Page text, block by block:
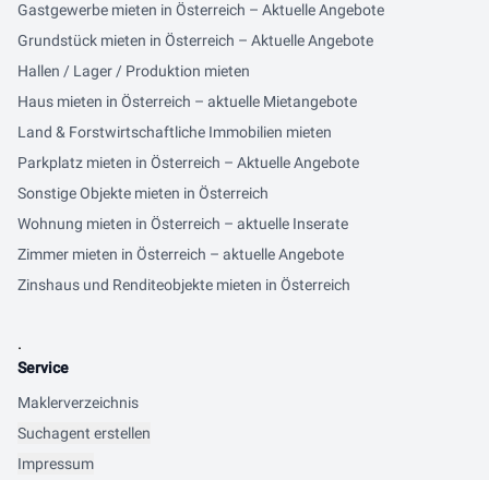
Gastgewerbe mieten in Österreich – Aktuelle Angebote
Grundstück mieten in Österreich – Aktuelle Angebote
Hallen / Lager / Produktion mieten
Haus mieten in Österreich – aktuelle Mietangebote
Land & Forstwirtschaftliche Immobilien mieten
Parkplatz mieten in Österreich – Aktuelle Angebote
Sonstige Objekte mieten in Österreich
Wohnung mieten in Österreich – aktuelle Inserate
Zimmer mieten in Österreich – aktuelle Angebote
Zinshaus und Renditeobjekte mieten in Österreich
.
Service
Maklerverzeichnis
Suchagent erstellen
Impressum